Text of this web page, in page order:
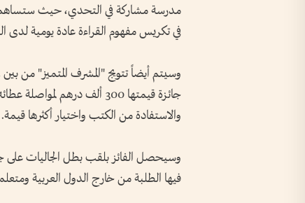
مدرسة مشاركة في التحدي، حيث ستساهم
في تكريس مفهوم القراءة عادة يومية لدى
جائزة قيمتها 300 ألف درهم
والاستفادة من الكتب واختيار أكثرها قيمة.
فيها الطلبة من خارج الدول العربية